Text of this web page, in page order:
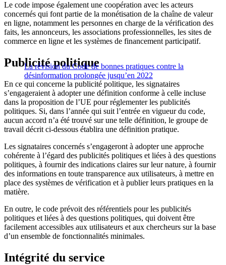
Le code impose également une coopération avec les acteurs
concernés qui font partie de la monétisation de la chaîne de valeur
en ligne, notamment les personnes en charge de la vérification des
faits, les annonceurs, les associations professionnelles, les sites de
commerce en ligne et les systèmes de financement participatif.
La révision du Code de bonnes pratiques contre la
désinformation prolongée jusqu’en 2022
Publicité politique
En ce qui concerne la publicité politique, les signataires
s’engageraient à adopter une définition conforme à celle incluse
dans la proposition de l’UE pour réglementer les publicités
politiques. Si, dans l’année qui suit l’entrée en vigueur du code,
aucun accord n’a été trouvé sur une telle définition, le groupe de
travail décrit ci-dessous établira une définition pratique.
Les signataires concernés s’engageront à adopter une approche
cohérente à l’égard des publicités politiques et liées à des questions
politiques, à fournir des indications claires sur leur nature, à fournir
des informations en toute transparence aux utilisateurs, à mettre en
place des systèmes de vérification et à publier leurs pratiques en la
matière.
En outre, le code prévoit des référentiels pour les publicités
politiques et liées à des questions politiques, qui doivent être
facilement accessibles aux utilisateurs et aux chercheurs sur la base
d’un ensemble de fonctionnalités minimales.
Intégrité du service